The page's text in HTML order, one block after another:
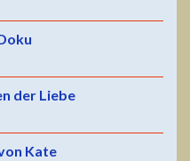
der Liebe
Kate